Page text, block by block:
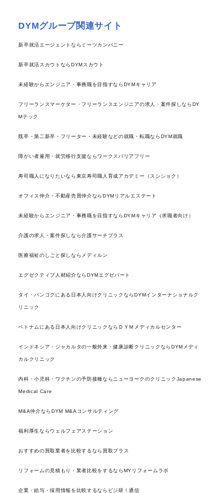
DYMグループ関連サイト
新卒就活エージェントならミーツカンパニー
新卒就活スカウトならDYMスカウト
未経験からエンジニア・事務職を目指すならDYMキャリア
フリーランスマーケター・フリーランスエンジニアの求人・案件探しならDY
Mテック
既卒・第二新卒・フリーター・未経験などの就職・転職ならDYM就職
障がい者雇用・就労移行支援ならワークスバリアフリー
寿司職人になりたいなら東京寿司職人育成アカデミー（スシショク）
オフィス仲介・不動産売買仲介ならDYMリアルエステート
未経験からエンジニア・事務職を目指すならDYMキャリア（求職者向け）
介護の求人・案件探しなら介護サーチプラス
医療福祉のしごと探しならメディルン
エグゼクティブ人材紹介ならDYMエグゼパート
タイ・バンコクにある日本人向けクリニックならDYMインターナショナルク
リニック
ベトナムにある日本人向けクリニックならＤＹＭメディカルセンター
インドネシア・ジャカルタの一般外来・健康診断クリニックならDYMメディ
カルクリニック
内科・小児科・ワクチンの予防接種ならニューヨークのクリニックJapanese
Medical Care
M&A仲介ならDYM M&Aコンサルティング
福利厚生ならウェルフェアステーション
おすすめの買取業者を比較するなら買取プラス
リフォームの見積もり・業者比較をするならMYリフォームラボ
企業・給与・採用情報を比較するならビジ研！通信